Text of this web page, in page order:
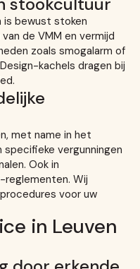
is bewust stoken
de VMM en vermijd
zoals smogalarm of
kachels dragen bij
met name in het
vergunningen
Ook in
reglementen. Wij
voor uw
in Leuven